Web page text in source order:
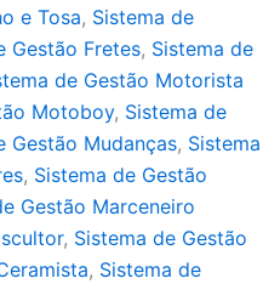
e Tosa, Sistema de
Gestão Fretes, Sistema de
de Gestão Motorista
Motoboy, Sistema de
Gestão Mudanças, Sistema
, Sistema de Gestão
Gestão Marceneiro
, Sistema de Gestão
, Sistema de